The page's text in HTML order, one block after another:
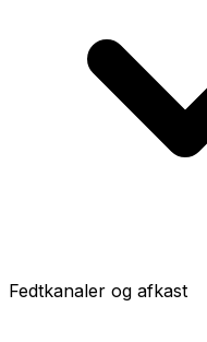
Fedtkanaler og afkast